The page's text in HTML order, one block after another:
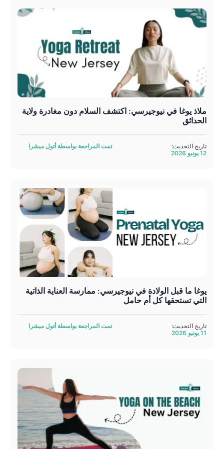
ملاذ يوغا في نيوجيرسي: اكتشف السلام دون مغادرة ولاية
الحدائق
تاريخ التحديث:
12 يونيو 2026
تمت المراجعة بواسطة أتول ميشرا
يوغا ما قبل الولادة في نيوجيرسي: ممارسة العناية الذاتية
التي تستحقها كل أم حامل
تاريخ التحديث:
11 يونيو 2026
تمت المراجعة بواسطة أتول ميشرا